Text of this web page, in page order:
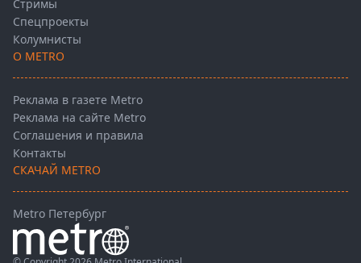
Стримы
Спецпроекты
Колумнисты
О METRO
Реклама в газете Metro
Реклама на сайте Metro
Соглашения и правила
Контакты
СКАЧАЙ METRO
Metro Петербург